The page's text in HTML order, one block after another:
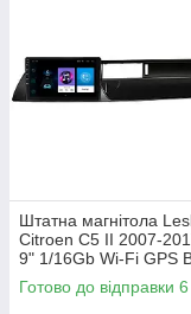
Штатна магнітола
Citroen C5 II 2007-
9" 1/16Gb Wi-Fi GPS
шт.
Готово до відправки 6